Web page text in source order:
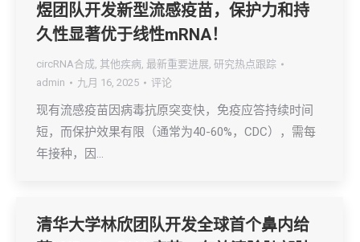
煜团队开发新型流感疫苗，保护力和持
久性显著优于线性mRNA！
circRNA合成, 其他疾病, 最新重要进展, 研究热点跟踪
admin
九月 16, 2025 评论
现有流感疫苗因病毒抗原突变快，免疫应答持续时间
短，而保护效果有限（通常为40-60%，CDC），需每
年接种，因…
清华大学林欣团队开发全球首个鼻内给